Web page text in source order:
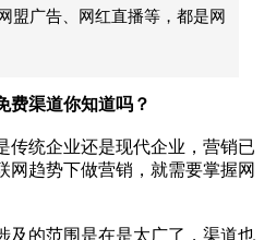
盟广告、网红直播等，都是网
费渠道你知道吗？
统企业还是现代企业，营销已
网趋势下做营销，就需要掌握网
的范围是在是太广了，渠道也